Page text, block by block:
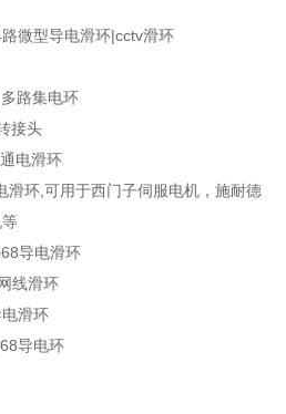
微型导电滑环|cctv滑环
路集电环
接头
电滑环
滑环,可用于西门子伺服电机，施耐德
导电滑环
线滑环
滑环
导电环